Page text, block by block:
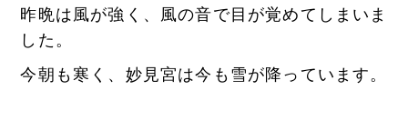
昨晩は風が強く、風の音で目が覚めてしまいま
した。
今朝も寒く、妙見宮は今も雪が降っています。